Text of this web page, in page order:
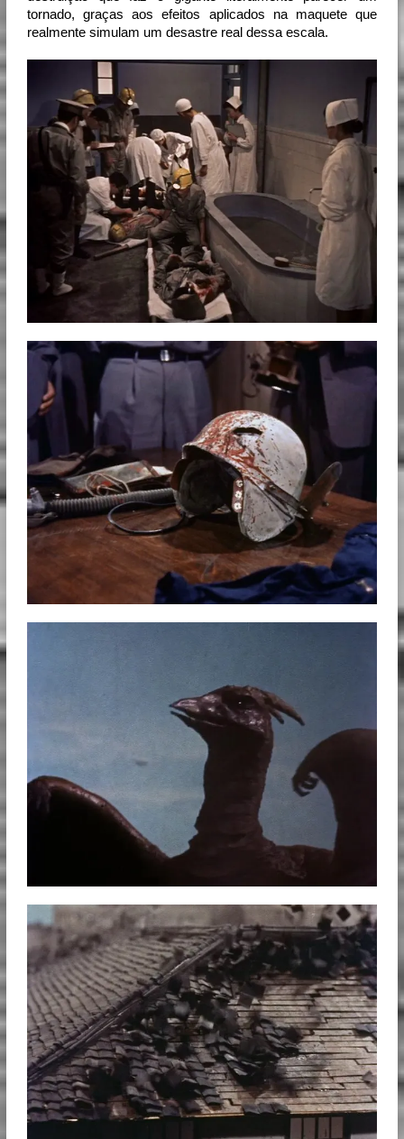
tornado, graças aos efeitos aplicados na maquete que
realmente simulam um desastre real dessa escala.